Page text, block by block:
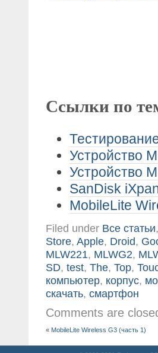
Ссылки по
Устройство
Устройство
SanDisk
MobileLite
Filed under Все статьи
Store,Apple, Droid,
MLW221, MLWG2,
SD,test,The,Top,
компьютер, корпус,
скачать,смартфон
Comments are
« MobileLite Wireless G3 (часть 1)